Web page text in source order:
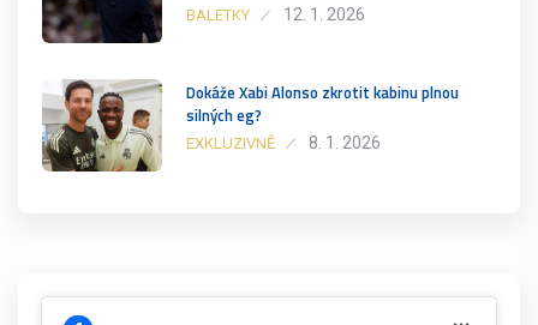
BALETKY 12. 1. 2026
Dokáže Xabi Alonso zkrotit kabinu plnou
silných eg?
EXKLUZIVNĚ 8. 1. 2026